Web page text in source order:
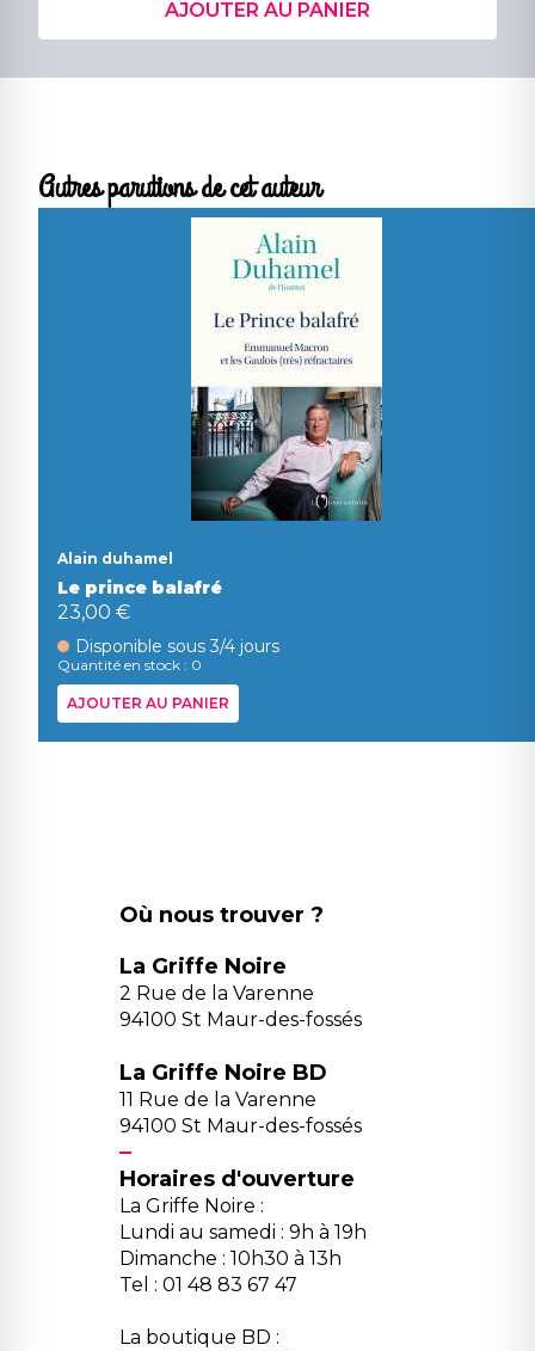
AJOUTER AU PANIER
Autres parutions de cet auteur
Alain duhamel
Le prince balafré
23,00 €
Disponible sous 3/4 jours
Quantité en stock : 0
AJOUTER AU PANIER
Où nous trouver ?
La Griffe Noire
2 Rue de la Varenne
94100 St Maur-des-fossés
La Griffe Noire BD
11 Rue de la Varenne
94100 St Maur-des-fossés
Horaires d'ouverture
La Griffe Noire :
Lundi au samedi : 9h à 19h
Dimanche : 10h30 à 13h
Tel : 01 48 83 67 47
La boutique BD :